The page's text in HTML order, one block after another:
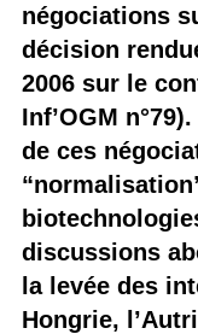
négociations
décision
2006 sur le
Inf’OGM
de ces
discussions
la levée des
Hongrie,